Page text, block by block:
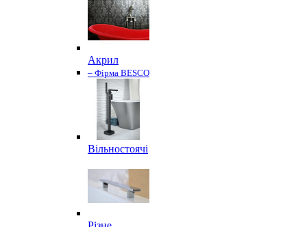
Акрил
– Фірма BESCO
Вільностоячі